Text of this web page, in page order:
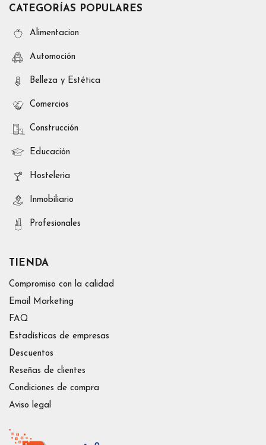
CATEGORÍAS POPULARES
Alimentacion
Automoción
Belleza y Estética
Comercios
Construcción
Educación
Hosteleria
Inmobiliario
Profesionales
TIENDA
Compromiso con la calidad
Email Marketing
FAQ
Estadísticas de empresas
Descuentos
Reseñas de clientes
Condiciones de compra
Aviso legal